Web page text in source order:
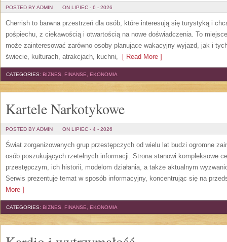
POSTED BY ADMIN ON LIPIEC - 6 - 2026
Cherrish to barwna przestrzeń dla osób, które interesują się turystyką i
pośpiechu, z ciekawością i otwartością na nowe doświadczenia. To
może zainteresować zarówno osoby planujące wakacyjny wyjazd, jak i
świecie, kulturach, atrakcjach, kuchni, [ Read More ]
CATEGORIES: BIZNES, FINANSE, EKONOMIA
Kartele Narkotykowe
POSTED BY ADMIN ON LIPIEC - 4 - 2026
Świat zorganizowanych grup przestępczych od wielu lat budzi ogromne
osób poszukujących rzetelnych informacji. Strona stanowi kompleksowe
przestępczym, ich historii, modelom działania, a także aktualnym
Serwis prezentuje temat w sposób informacyjny, koncentrując się na
More ]
CATEGORIES: BIZNES, FINANSE, EKONOMIA